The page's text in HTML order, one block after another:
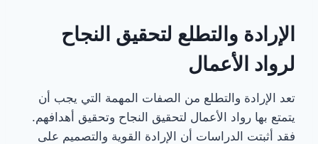
الإرادة والتطلع لتحقيق النجاح
لرواد الأعمال
تعد الإرادة والتطلع من الصفات المهمة التي يجب أن
يتمتع بها رواد الأعمال لتحقيق النجاح وتحقيق أهدافهم.
فقد أثبتت الدراسات أن الإرادة القوية والتصميم على